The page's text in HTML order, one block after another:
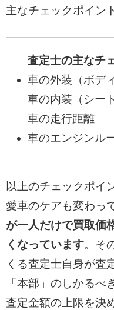
主なチェックポイン
査定士の主なチ
車の外装（ボデ
車の内装（シー
車の走行距離
車のエンジンル
以上のチェックポイ
愛車のケアも変わっ
が一人だけで買取価
くなっています。そ
くる査定士自身が査
「本部」のしかるべ
査定金額の上限を決